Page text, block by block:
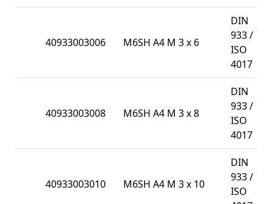
40933003006 M6SH A4 M 3 x 6
DIN
933 /
ISO
4017
40933003008 M6SH A4 M 3 x 8
DIN
933 /
ISO
4017
40933003010 M6SH A4 M 3 x 10
DIN
933 /
ISO